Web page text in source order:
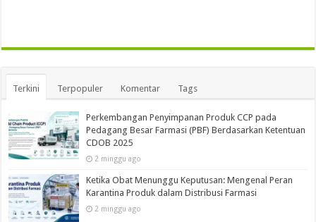
Terkini Terpopuler Komentar Tags
Perkembangan Penyimpanan Produk CCP pada
Pedagang Besar Farmasi (PBF) Berdasarkan Ketentuan
CDOB 2025
2 minggu ago
Ketika Obat Menunggu Keputusan: Mengenal Peran
Karantina Produk dalam Distribusi Farmasi
2 minggu ago